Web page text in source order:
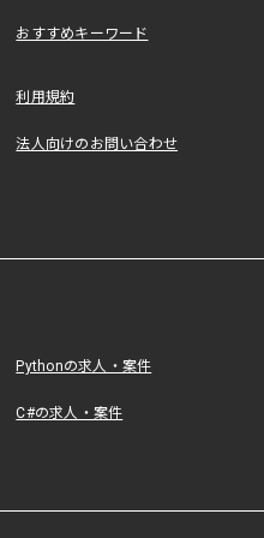
おすすめキーワード
利用規約
法人向けのお問い合わせ
Pythonの求人・案件
C#の求人・案件